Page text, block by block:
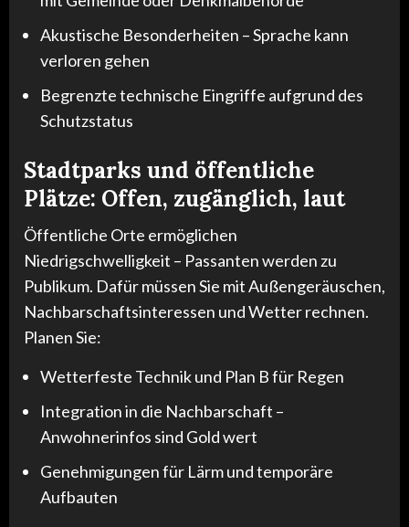
Akustische Besonderheiten – Sprache kann
verloren gehen
Begrenzte technische Eingriffe aufgrund des
Schutzstatus
Stadtparks und öffentliche
Plätze: Offen, zugänglich, laut
Öffentliche Orte ermöglichen
Niedrigschwelligkeit – Passanten werden zu
Publikum. Dafür müssen Sie mit Außengeräuschen,
Nachbarschaftsinteressen und Wetter rechnen.
Planen Sie:
Wetterfeste Technik und Plan B für Regen
Integration in die Nachbarschaft –
Anwohnerinfos sind Gold wert
Genehmigungen für Lärm und temporäre
Aufbauten